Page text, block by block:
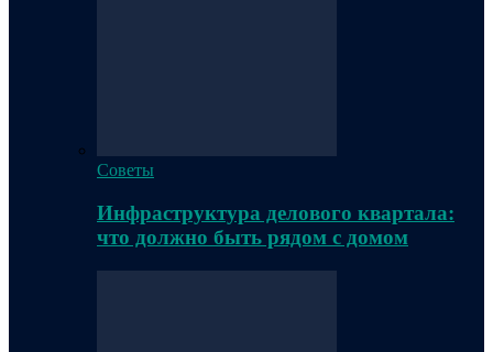
Советы
Инфраструктура делового квартала:
что должно быть рядом с домом